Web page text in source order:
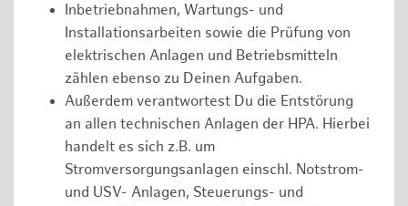
Inbetriebnahmen, Wartungs- und
Installationsarbeiten sowie die Prüfung von
elektrischen Anlagen und Betriebsmitteln
zählen ebenso zu Deinen Aufgaben.
Außerdem verantwortest Du die Entstörung
an allen technischen Anlagen der HPA. Hierbei
handelt es sich z.B. um
Stromversorgungsanlagen einschl. Notstrom-
und USV- Anlagen, Steuerungs- und